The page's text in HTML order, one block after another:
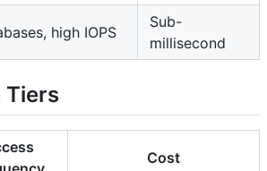
high IOPS
Sub-
millisecond
Tiers
Cost